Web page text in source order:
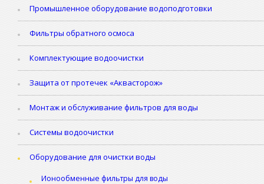
Промышленное оборудование водоподготовки
Фильтры обратного осмоса
Комплектующие водоочистки
Защита от протечек «Аквасторож»
Монтаж и обслуживание фильтров для воды
Системы водоочистки
Оборудование для очистки воды
Ионообменные фильтры для воды